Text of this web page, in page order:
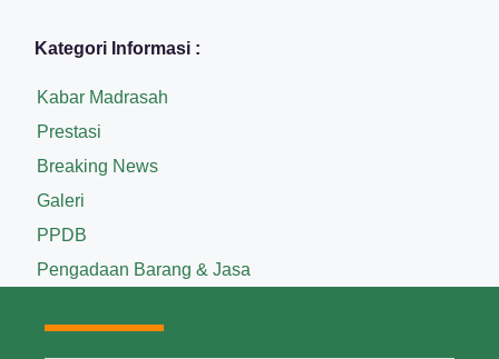
Kategori Informasi :
Kabar Madrasah
Prestasi
Breaking News
Galeri
PPDB
Pengadaan Barang & Jasa